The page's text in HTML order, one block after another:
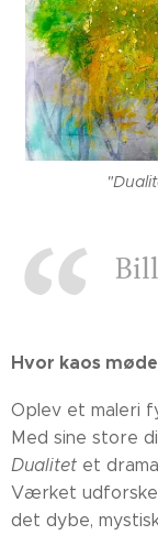
Hvor kaos
Oplev et maleri
Med sine store
Dualitet et
Værket
det dybe,